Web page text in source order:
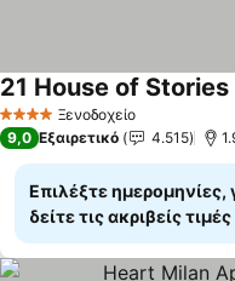
4 ΑστέριαΞενοδοχείο
21 House of
9,0 Εξαιρετικό 4.515
Επιλέξτε ημερομηνίες,
δείτε τις ακριβείς τιμές